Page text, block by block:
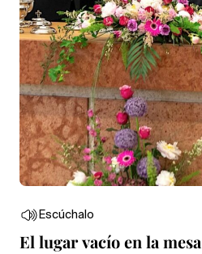
Escúchalo
El lugar vacío en la mesa